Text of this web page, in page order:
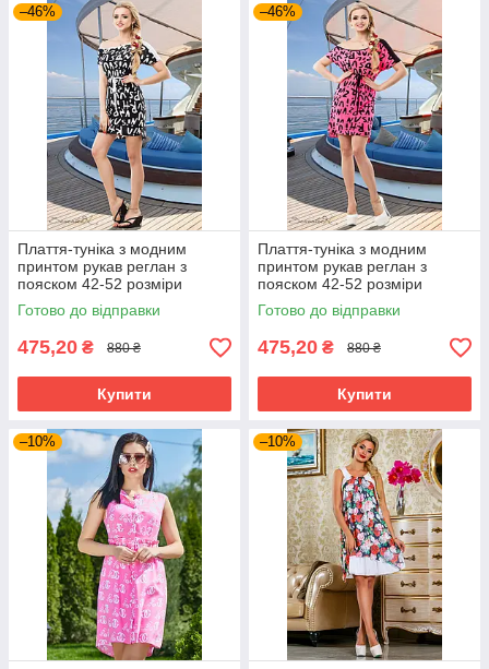
–46%
Плаття-туніка з модним
принтом рукав реглан з
пояском 42-52 розміри
Готово до відправки
475,20 ₴ 880 ₴
Купити
–46%
Плаття-туніка з модним
принтом рукав реглан з
пояском 42-52 розміри
Готово до відправки
475,20 ₴ 880 ₴
Купити
–10% –10%